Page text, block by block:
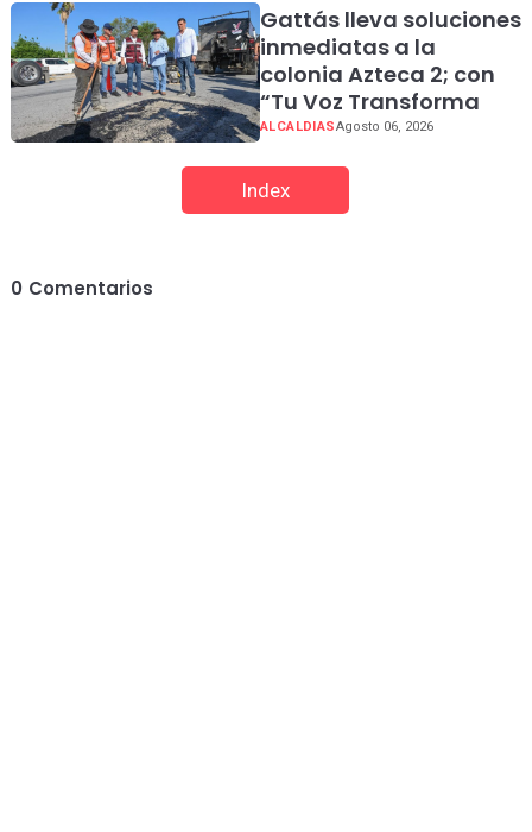
Gattás lleva soluciones
inmediatas a la
colonia Azteca 2; con
“Tu Voz Transforma
ALCALDIASAgosto 06, 2026
Index
0 Comentarios